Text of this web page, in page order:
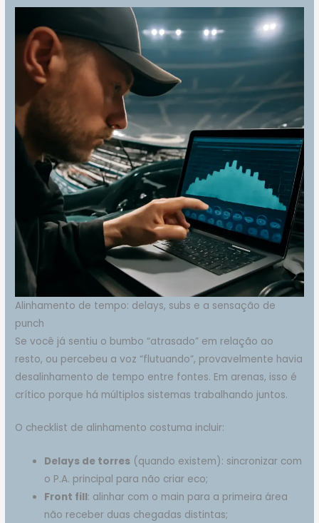
Alinhamento de tempo: delays, subs e a sensação de
punch
Se você já sentiu o bumbo “atrasado” em relação ao
resto, ou percebeu a voz “flutuando”, provavelmente havia
desalinhamento de tempo entre fontes. Em arenas, isso é
crítico porque há múltiplos sistemas trabalhando juntos.
O checklist de alinhamento costuma incluir:
Delays de torres (quando existem): sincronizar com
o P.A. principal para não criar eco;
Front fill: alinhar com o main para a primeira área
não receber duas chegadas distintas;